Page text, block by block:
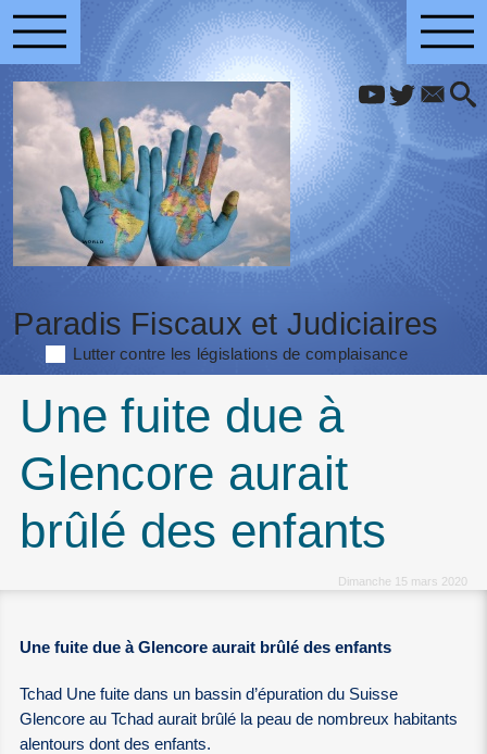
Paradis Fiscaux et Judiciaires
Lutter contre les législations de complaisance
Une fuite due à
Glencore aurait
brûlé des enfants
Dimanche 15 mars 2020
Une fuite due à Glencore aurait brûlé des enfants
Tchad Une fuite dans un bassin d’épuration du Suisse
Glencore au Tchad aurait brûlé la peau de nombreux habitants
alentours dont des enfants.